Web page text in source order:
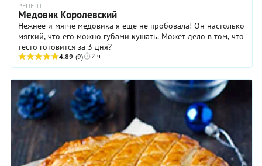
РЕЦЕПТ
Медовик Королевский
Нежнее и мягче медовика я еще не пробовала! Он настолько
мягкий, что его можно губами кушать. Может дело в том, что
тесто готовится за 3 дня?
4.89 (9) 2 ч